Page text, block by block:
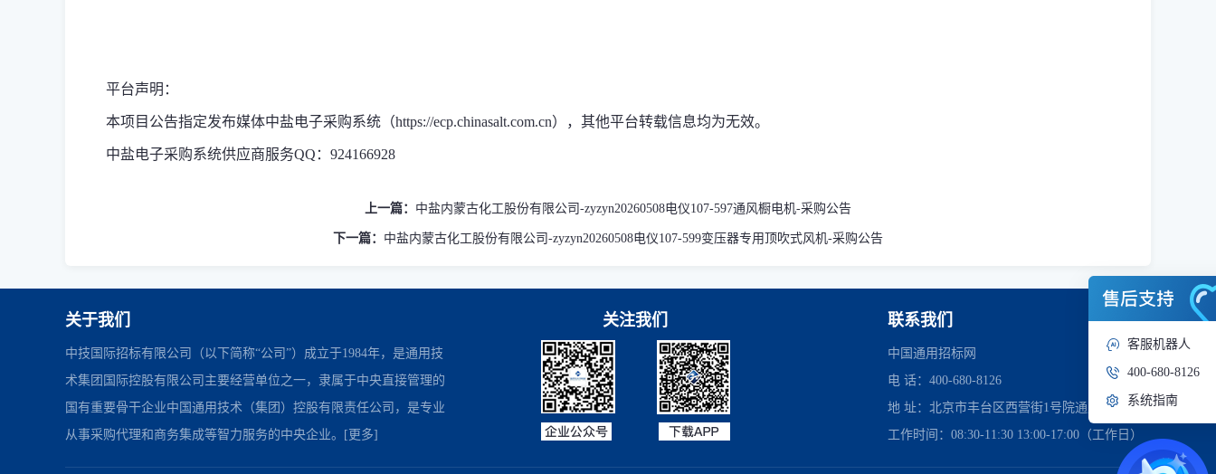
平台声明：
本项目公告指定发布媒体中盐电子采购系统（https://ecp.chinasalt.com.cn），其他平台转载信息均为无效。
中盐电子采购系统供应商服务QQ：924166928
上一篇： 中盐内蒙古化工股份有限公司-zyzyn20260508电仪107-597通风橱电机-采购公告
下一篇： 中盐内蒙古化工股份有限公司-zyzyn20260508电仪107-599变压器专用顶吹式风机-采购公告
关于我们
中技国际招标有限公司（以下简称“公司”）成立于1984年，是通用技
术集团国际控股有限公司主要经营单位之一，隶属于中央直接管理的
国有重要骨干企业中国通用技术（集团）控股有限责任公司，是专业
从事采购代理和商务集成等智力服务的中央企业。
[更多]
关注我们 联系我们
中国通用招标网
电 话：400-680-8126
地 址：北京市丰台区西营街1号院通用时代中心
工作时间：08:30-11:30 13:00-17:00（工作日）
客服机器人
400-680-8126
系统指南